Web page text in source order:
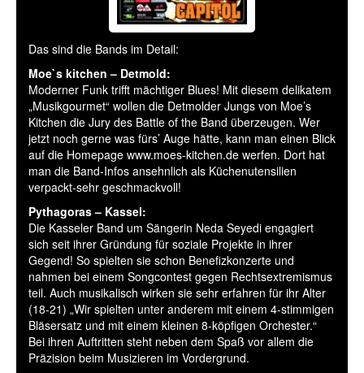
Das sind die Bands im Detail:
Moe`s kitchen – Detmold:
Moderner Funk trifft mächtiger Blues! Mit diesem delikatem
„Musikgourmet“ wollen die Detmolder Jungs von Moe’s
Kitchen die Jury des Battle of the Band überzeugen. Wer
jetzt noch gerne was fürs’ Auge hätte, kann man einen Blick
auf die Homepage www.moes-kitchen.de werfen. Dort hat
man die Band-Infos ansehnlich als Küchenutensilien
verpackt-sehr geschmackvoll!
Pythagoras – Kassel:
Die Kasseler Band um Sängerin Neda Seyedi engagiert
sich seit ihrer Gründung für soziale Projekte in ihrer
Gegend! So spielten sie schon Benefizkonzerte und
nahmen bei einem Songcontest gegen Rechtsextremismus
teil. Auch musikalisch wirken sie sehr erfahren für ihr Alter
(18-21) „Wir spielten unter anderem mit einem 4-stimmigen
Bläsersatz und mit einem kleinen 8-köpfigen Orchester.“
Bei ihren Auftritten steht neben dem Spaß vor allem die
Präzision beim Musizieren im Vordergrund.